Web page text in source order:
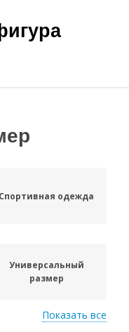
Спортивная одежда
Универсальный
размер
Показать все